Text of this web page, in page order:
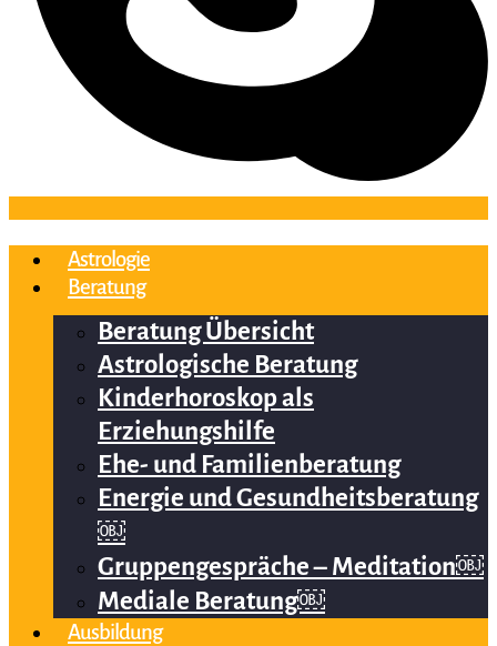
Astrologie
Beratung
Beratung Übersicht
Astrologische Beratung
Kinderhoroskop als
Erziehungshilfe
Ehe- und Familienberatung
Energie und Gesundheitsberatung
￼
Gruppengespräche – Meditation￼
Mediale Beratung￼
Ausbildung